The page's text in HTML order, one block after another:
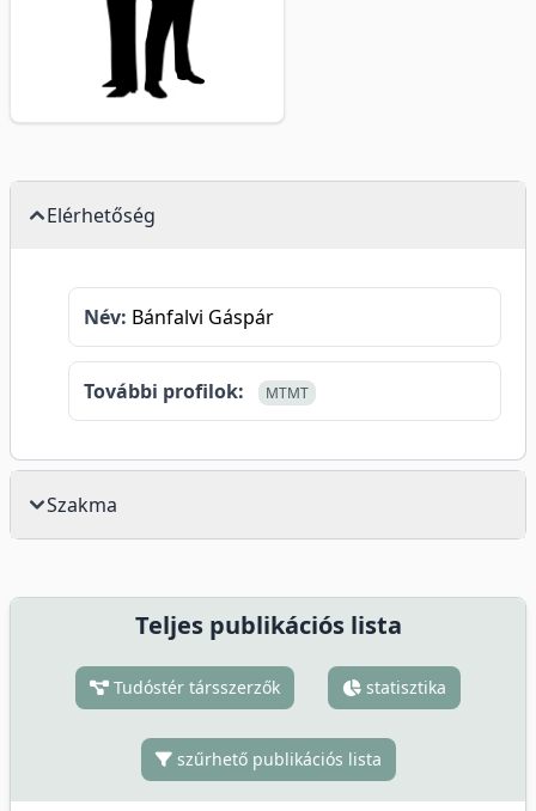
Elérhetőség
Név: Bánfalvi Gáspár
További profilok: MTMT
Szakma
Teljes publikációs lista
Tudóstér társszerzők statisztika
szűrhető publikációs lista